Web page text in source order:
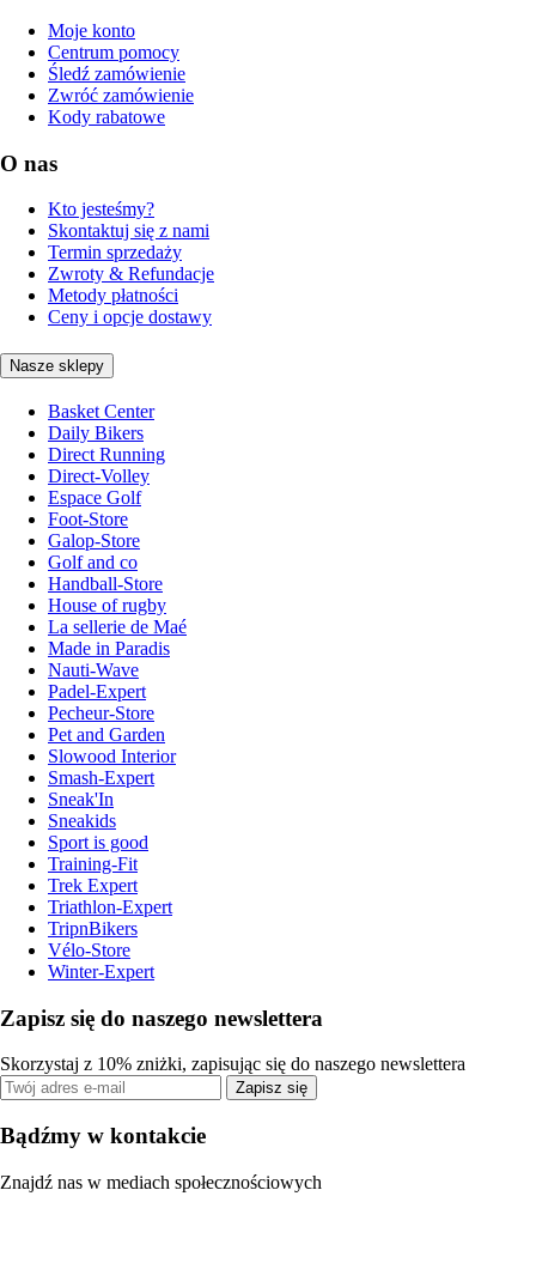
Moje konto
Centrum pomocy
Śledź zamówienie
Zwróć zamówienie
Kody rabatowe
O nas
Kto jesteśmy?
Skontaktuj się z nami
Termin sprzedaży
Zwroty & Refundacje
Metody płatności
Ceny i opcje dostawy
Nasze sklepy
Basket Center
Daily Bikers
Direct Running
Direct-Volley
Espace Golf
Foot-Store
Galop-Store
Golf and co
Handball-Store
House of rugby
La sellerie de Maé
Made in Paradis
Nauti-Wave
Padel-Expert
Pecheur-Store
Pet and Garden
Slowood Interior
Smash-Expert
Sneak'In
Sneakids
Sport is good
Training-Fit
Trek Expert
Triathlon-Expert
TripnBikers
Vélo-Store
Winter-Expert
Zapisz się do naszego newslettera
Skorzystaj z 10% zniżki, zapisując się do naszego newslettera
Zapisz się
Bądźmy w kontakcie
Znajdź nas w mediach społecznościowych